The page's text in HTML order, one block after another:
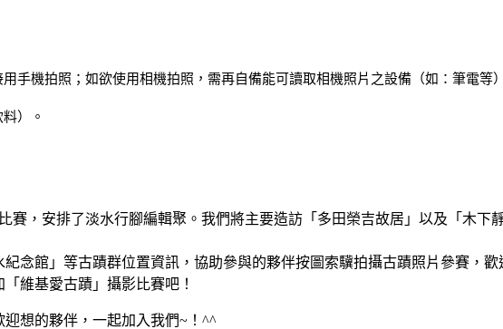
手機拍照；如欲使用相機拍照，需再自備能可讀取相機照片之設備（如：筆電等
）。
賽，安排了淡水行腳編輯聚。我們將主要造訪「多田榮吉故居」以及「木下
念館」等古蹟群位置資訊，協助參與的夥伴按圖索驥拍攝古蹟照片參賽，歡
維基愛古蹟」攝影比賽吧！
想的夥伴，一起加入我們~！^^